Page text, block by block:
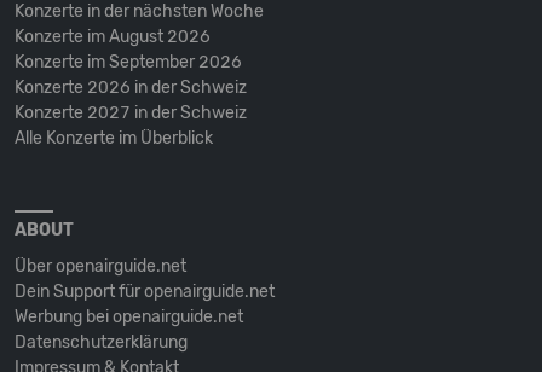
Konzerte in der nächsten Woche
Konzerte im August 2026
Konzerte im September 2026
Konzerte 2026 in der Schweiz
Konzerte 2027 in der Schweiz
Alle Konzerte im Überblick
ABOUT
Über openairguide.net
Dein Support für openairguide.net
Werbung bei openairguide.net
Datenschutz­erklärung
Impressum & Kontakt